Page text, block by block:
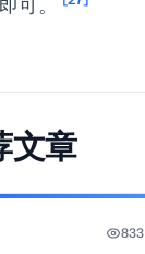
可。
文章
833